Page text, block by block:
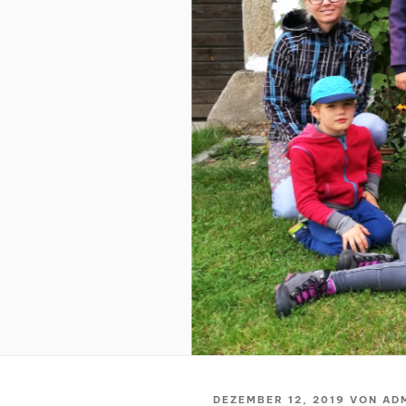
VERÖFFENTLICHT
DEZEMBER 12, 2019 VON